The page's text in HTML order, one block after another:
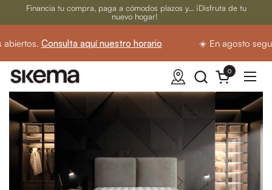
Ir al contenido
Financia tu compra, paga a cómodos plazos y... ¡Disfruta de tu
nuevo hogar!
Consulta aquí nuestro horario ☀️ En agosto
Abrir carrito
0
Abrir